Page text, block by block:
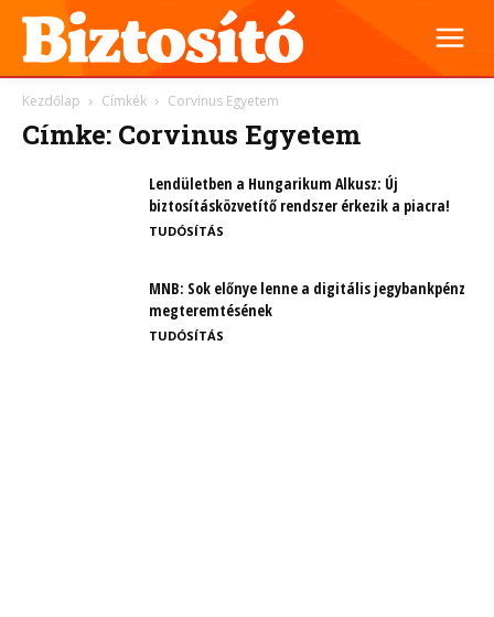
Kezdőlap Címkék Corvinus Egyetem
Címke: Corvinus Egyetem
Lendületben a Hungarikum Alkusz: Új
biztosításközvetítő rendszer érkezik a piacra!
TUDÓSÍTÁS
MNB: Sok előnye lenne a digitális jegybankpénz
megteremtésének
TUDÓSÍTÁS